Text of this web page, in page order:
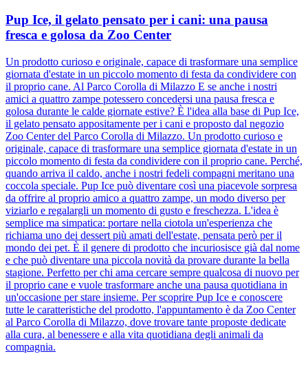
Pup Ice, il gelato pensato per i cani: una pausa
fresca e golosa da Zoo Center
Un prodotto curioso e originale, capace di trasformare una semplice
giornata d'estate in un piccolo momento di festa da condividere con
il proprio cane. Al Parco Corolla di Milazzo E se anche i nostri
amici a quattro zampe potessero concedersi una pausa fresca e
golosa durante le calde giornate estive? È l'idea alla base di Pup Ice,
il gelato pensato appositamente per i cani e proposto dal negozio
Zoo Center del Parco Corolla di Milazzo. Un prodotto curioso e
originale, capace di trasformare una semplice giornata d'estate in un
piccolo momento di festa da condividere con il proprio cane. Perché,
quando arriva il caldo, anche i nostri fedeli compagni meritano una
coccola speciale. Pup Ice può diventare così una piacevole sorpresa
da offrire al proprio amico a quattro zampe, un modo diverso per
viziarlo e regalargli un momento di gusto e freschezza. L'idea è
semplice ma simpatica: portare nella ciotola un'esperienza che
richiama uno dei dessert più amati dell'estate, pensata però per il
mondo dei pet. È il genere di prodotto che incuriosisce già dal nome
e che può diventare una piccola novità da provare durante la bella
stagione. Perfetto per chi ama cercare sempre qualcosa di nuovo per
il proprio cane e vuole trasformare anche una pausa quotidiana in
un'occasione per stare insieme. Per scoprire Pup Ice e conoscere
tutte le caratteristiche del prodotto, l'appuntamento è da Zoo Center
al Parco Corolla di Milazzo, dove trovare tante proposte dedicate
alla cura, al benessere e alla vita quotidiana degli animali da
compagnia.